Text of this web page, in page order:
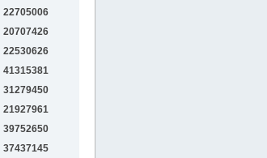
22705006
20707426
22530626
41315381
31279450
21927961
39752650
37437145